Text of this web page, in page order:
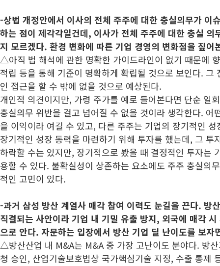
-상법 개정안에서 이사의 전체 주주에 대한 충실의무가 이
하는 점이 제각각일건데, 이사가 전체 주주에 대한 충실 의
지 모르겠다. 환경 변화에 따른 기업 경영의 변화점을 짚어
△아직 법 해석에 관한 명확한 가이드라인이 없기 때문에
적립 등을 통해 기준이 명확하게 확립될 것으로 보인다. 그
인 접근을 할 수 밖에 없을 것으로 예상된다.
개인적 의견이지만, 가령 주가를 예로 들어본다면 단순 일
충실의무 위반을 걸고 넘어질 수 없을 것이라 생각한다. 어
을 이익이라 여길 수 있고, 다른 주주는 기업의 장기적인
장기적인 성장 동력을 마련하기 위해 투자를 했는데, 그 투
하락할 수는 있지만, 장기적으로 봤을 때 결정적인 투자는
용할 수 있다. 불확실성이 상존하는 요소에도 주주 충실의
적인 고민이 있다.
-과거 삼성 방산 계열사 매각 참여 이력도 눈길을 끈다. 방
직결되는 사안이라 기업 내 기밀 유출 방지, 외국에 매각
으로 안다. 자문하는 입장에서 방산 기업 딜 난이도를 보자
△방산산업 내 M&A는 M&A 중 가장 고난이도 분야다. 방
청 승인, 산업기술보호법상 국가핵심기술 지정, 수출 통제